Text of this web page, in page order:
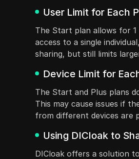
User Limit for Each
The Start plan allows for
access to a single
sharing, but still limits
Device Limit for
The Start and Plus plans
This may cause issues if
from different devices are
Using DICloak to
DICloak offers a solution